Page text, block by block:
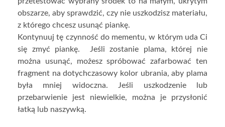
obszarze, aby sprawdzić, czy nie uszkodzisz materiału,
z którego chcesz usunąć piankę.
Kontynuuj tę czynność do mementu, w którym uda Ci
się zmyć piankę. Jeśli zostanie plama, której nie
można usunąć, możesz spróbować zafarbować ten
fragment na dotychczasowy kolor ubrania, aby plama
była mniej widoczna. Jeśli uszkodzenie lub
przebarwienie jest niewielkie, można je przysłonić
łatką lub naszywką.